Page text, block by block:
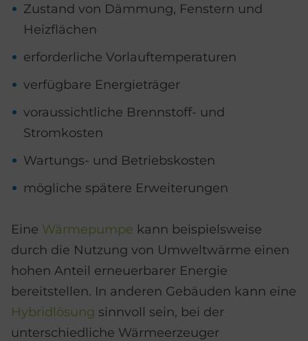
Zustand von Dämmung, Fenstern und
Heizflächen
erforderliche Vorlauftemperaturen
verfügbare Energieträger
voraussichtliche Brennstoff- und
Stromkosten
Wartungs- und Betriebskosten
mögliche spätere Erweiterungen
Eine Wärmepumpe kann beispielsweise
durch die Nutzung von Umweltwärme einen
hohen Anteil erneuerbarer Energie
bereitstellen. In anderen Gebäuden kann eine
Hybridlösung sinnvoll sein, bei der
unterschiedliche Wärmeerzeuger